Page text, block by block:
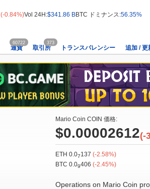
(-0.84%)Vol 24H:$341.86 BBTC ドミナンス:56.35%
通貨
60722
取引所
373
トランスパレンシー 追加 / 更
Mario Coin COIN 価格:
$0.00002612(-
ETH 0.07137(-2.58%)
BTC 0.09406(-2.45%)
Operations on Mario Coin